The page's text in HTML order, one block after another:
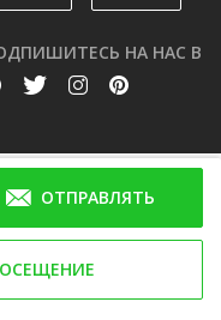
ОТПРАВЛЯТЬ
НА НАС В